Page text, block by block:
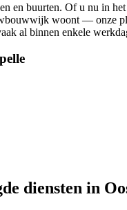
en buurten. Of u nu in het
woont — onze
al binnen enkele
diensten in